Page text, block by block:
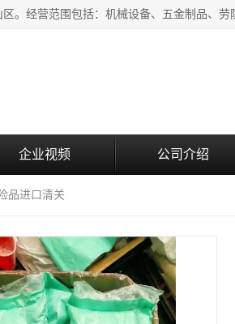
企业视频 公司介绍
品进口清关